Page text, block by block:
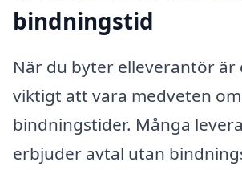
bindningstid
När du byter elleverantör är
viktigt att vara medveten
bindningstider. Många
erbjuder avtal utan